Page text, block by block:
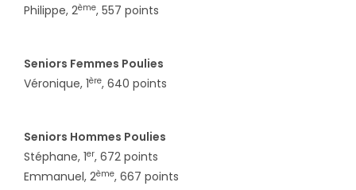
Philippe, 2ème, 557 points
Seniors Femmes Poulies
Véronique, 1ère, 640 points
Seniors Hommes Poulies
Stéphane, 1er, 672 points
Emmanuel, 2ème, 667 points